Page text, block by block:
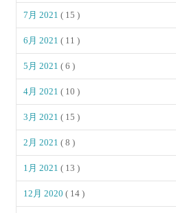
7月 2021( 15 )
6月 2021( 11 )
5月 2021( 6 )
4月 2021( 10 )
3月 2021( 15 )
2月 2021( 8 )
1月 2021( 13 )
12月 2020( 14 )